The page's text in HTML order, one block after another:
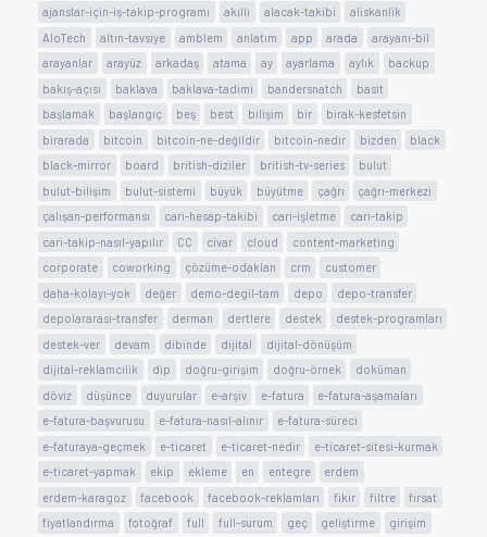
ajanslar-için-iş-takip-programı
akıllı alacak-takibi
aliskanlik
AloTech
altın-tavsiye amblem anlatım app arada
arayanı-bil
arayanlar
arayüz arkadaş atama ay ayarlama aylık
backup
bakış-açısı
baklava baklava-tadimi bandersnatch
basit
başlamak
başlangıç beş best bilişim bir
birak-kesfetsin
birarada
bitcoin bitcoin-ne-değildir bitcoin-nedir bizden
black
black-mirror
board british-diziler british-tv-series
bulut
bulut-bilişim
bulut-sistemi büyük büyütme çağrı
çağrı-merkezi
çalışan-performansı
cari-hesap-takibi cari-işletme
cari-takip
cari-takip-nasıl-yapılır
CC civar cloud
content-marketing
corporate
coworking çözüme-odaklan crm
customer
daha-kolayı-yok
değer demo-degil-tam depo
depo-transfer
depolararası-transfer
derman dertlere destek
destek-programları
destek-ver
devam dibinde dijital
dijital-dönüşüm
dijital-reklamcilik
dip doğru-girişim doğru-örnek
doküman
döviz
düşünce duyurular e-arşiv e-fatura
e-fatura-aşamaları
e-fatura-başvurusu
e-fatura-nasıl-alınır
e-fatura-süreci
e-faturaya-geçmek
e-ticaret e-ticaret-nedir
e-ticaret-sitesi-kurmak
e-ticaret-yapmak
ekip ekleme en entegre
erdem
erdem-karagoz
facebook facebook-reklamları fikir filtre
fırsat
fiyatlandırma
fotoğraf full full-surum geç geliştirme
girişim